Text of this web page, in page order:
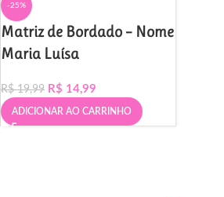
-25%
Matriz de Bordado – Nome
Maria Luísa
R$19,99 R$ 14,99
ADICIONAR AO CARRINHO